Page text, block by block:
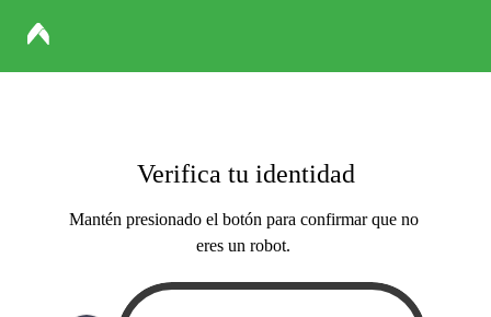
Verifica tu identidad
Mantén presionado el botón para confirmar que no
eres un robot.